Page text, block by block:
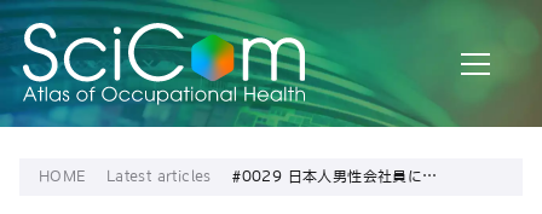
HOME Latest articles
#0029 日本人男性会社員にお